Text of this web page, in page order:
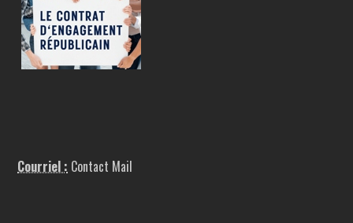
Courriel : Contact Mail